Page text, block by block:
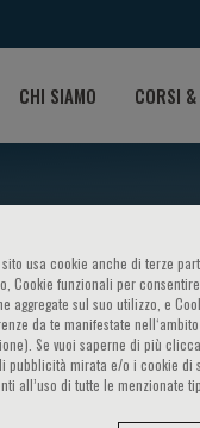
CHI SIAMO CORSI &
usa cookie anche di terze
Cookie funzionali per
aggregate sul suo utilizzo, e
da te manifestate
Se vuoi saperne di più
pubblicità mirata e/o i cookie di
all’uso di tutte le menzionate